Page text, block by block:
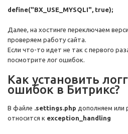
define("BX_USE_MYSQLI", true);
Далее, на хостинге переключаем
проверяем работу сайта.
Если что-то идет не так с первого
посмотрите лог ошибок.
Как установить
ошибок в Битрикс?
В файле .settings.php дополняем или
относится к exception_handling